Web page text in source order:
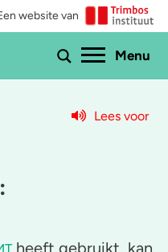
website van
Menu
Lees voor
heeft gebruikt, kan